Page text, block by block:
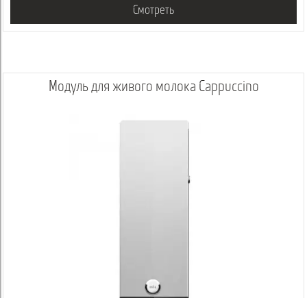
Смотреть
Модуль для живого молока Cappuccino